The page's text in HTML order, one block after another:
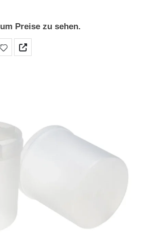
um Preise zu sehen.